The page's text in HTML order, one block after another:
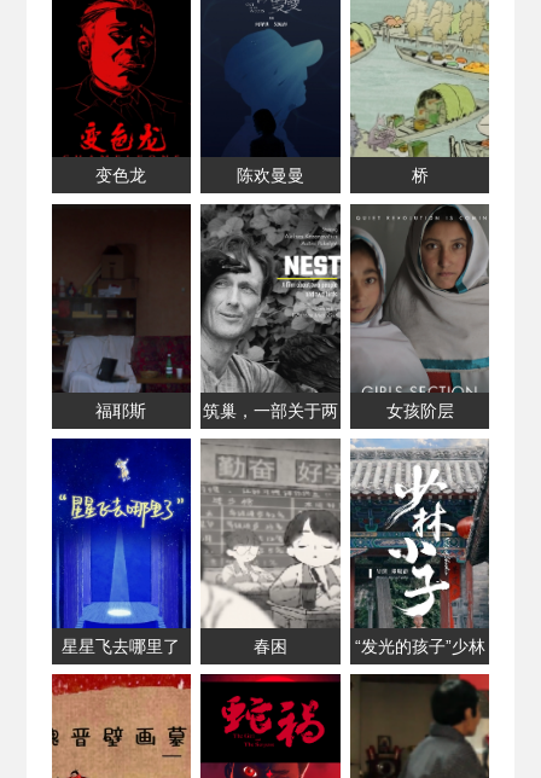
变色龙 陈欢曼曼 桥
福耶斯
筑巢，一部关于两
人两鸟的电影
女孩阶层
星星飞去哪里了 春困
“发光的孩子”少林
小子